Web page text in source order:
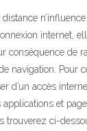
internet,
conséquence de
navigation. Pour
d’un accès
et
trouverez ci-